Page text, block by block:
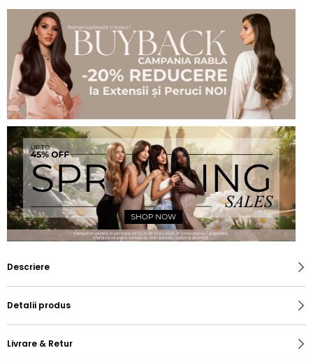
Descriere
Detalii produs
Livrare & Retur